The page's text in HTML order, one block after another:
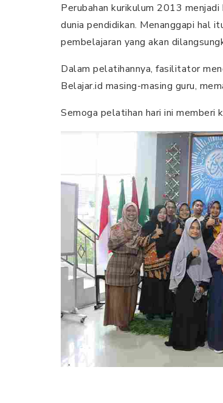
Perubahan kurikulum 2013
dunia pendidikan. Menanggapi hal
pembelajaran yang akan
Dalam pelatihannya, fasilitator
Belajar.id masing-masing guru,
Semoga pelatihan hari ini memberi